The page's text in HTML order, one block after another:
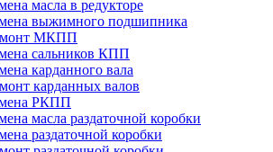
масла в редукторе
выжимного подшипника
МКПП
сальников КПП
карданного вала
карданных валов
РКПП
масла раздаточной коробки
раздаточной коробки